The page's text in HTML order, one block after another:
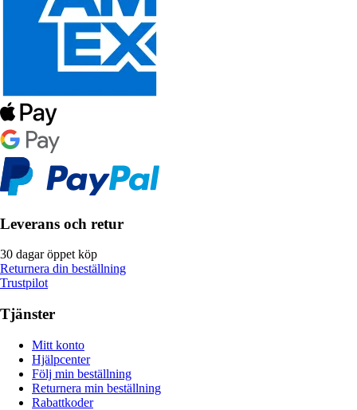
Leverans och retur
30 dagar öppet köp
Returnera din beställning
Trustpilot
Tjänster
Mitt konto
Hjälpcenter
Följ min beställning
Returnera min beställning
Rabattkoder